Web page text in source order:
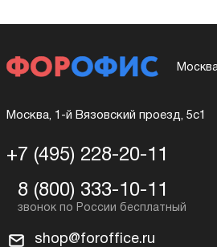
Москва, 1-й Вязовский проезд, 5с1
+7 (495) 228-20-11
8 (800) 333-10-11
shop@foroffice.ru